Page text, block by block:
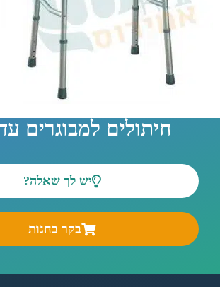
חיתולים למבוגרים
יש לך שאלה?
בקר בחנות